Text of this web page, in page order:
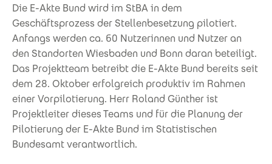
Die E-Akte Bund wird im StBA in dem
Geschäftsprozess der Stellenbesetzung pilotiert.
Anfangs werden ca. 60 Nutzerinnen und Nutzer an
den Standorten Wiesbaden und Bonn daran beteiligt.
Das Projektteam betreibt die E-Akte Bund bereits seit
dem 28. Oktober erfolgreich produktiv im Rahmen
einer Vorpilotierung. Herr Roland Günther ist
Projektleiter dieses Teams und für die Planung der
Pilotierung der E-Akte Bund im Statistischen
Bundesamt verantwortlich.